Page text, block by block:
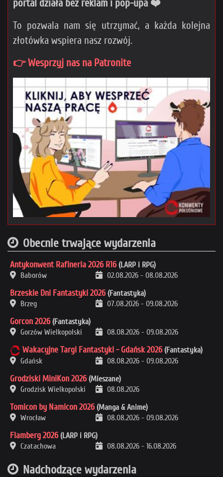
portal działa bez reklam i pop-upa ❤️
To pozwala nam się utrzymać, a każda kolejna
złotówka wspiera nasz rozwój.
👉 Wesprzyj nas na Patronite
Obecnie trwające wydarzenia
Antykonwent Rafineria 2026 R16 (LARP i RPG)
Baborów
02.08.2026 - 08.08.2026
Brzeskie Dni Fantastyki 2026 (Fantastyka)
Brzeg
07.08.2026 - 09.08.2026
Gorcon 2026 (Fantastyka)
Gorzów Wielkopolski
08.08.2026 - 09.08.2026
Wakacyjne Targi Fantastyki - Gdańsk 2026 (Fantastyka)
Gdańsk
08.08.2026 - 09.08.2026
Grodziski MiniKon 2026 (Mieszane)
Grodzisk Wielkopolski
08.08.2026
Tomicon by Namicon 2026 (Manga & Anime)
Wrocław
08.08.2026 - 09.08.2026
Flamberg 2026 (LARP i RPG)
Czatachowa
08.08.2026 - 16.08.2026
Nadchodzące wydarzenia